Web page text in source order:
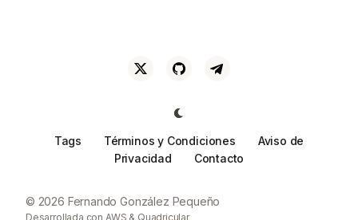
Tags Términos y Condiciones
Aviso de
Privacidad
Contacto
© 2026 Fernando González Pequeño
Desarrollada con AWS & Quadricular